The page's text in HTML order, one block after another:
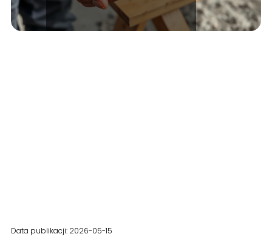
Data publikacji: 2026-05-15